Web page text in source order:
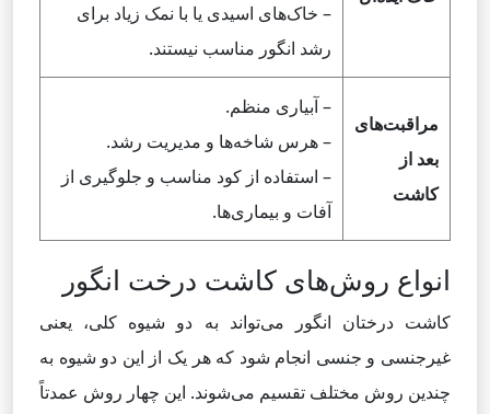
– خاک‌های اسیدی یا با نمک زیاد برای
رشد انگور مناسب نیستند.
مراقبت‌های
بعد از
کاشت
– آبیاری منظم.
– هرس شاخه‌ها و مدیریت رشد.
– استفاده از کود مناسب و جلوگیری از
آفات و بیماری‌ها.
انواع روش‌های کاشت درخت انگور
کاشت درختان انگور می‌تواند به دو شیوه کلی، یعنی
غیرجنسی و جنسی انجام شود که هر یک از این دو شیوه به
چندین روش مختلف تقسیم می‌شوند. این چهار روش عمدتاً